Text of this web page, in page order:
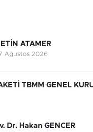
ATAMER
Ağustos 2026
TBMM GENEL
Dr. Hakan GENCER